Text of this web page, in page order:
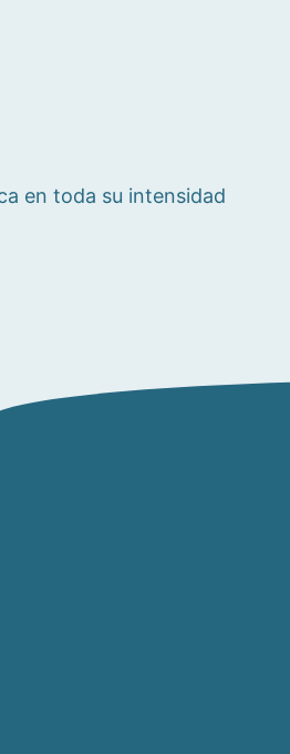
en toda su intensidad